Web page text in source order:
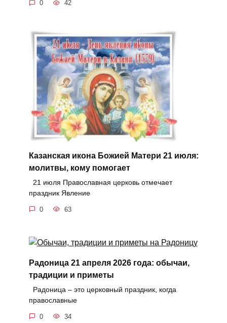
0 42
Казанская икона Божией Матери 21 июля:
молитвы, кому помогает
21 июля Православная церковь отмечает
праздник Явление
0 63
Радоница 21 апреля 2026 года: обычаи,
традиции и приметы
Радоница – это церковный праздник, когда
православные
0 34